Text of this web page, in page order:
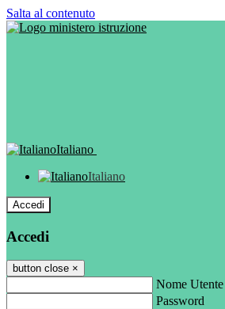
Salta al contenuto
Italiano
Italiano
Accedi
Accedi
button close ×
Nome Utente
Password